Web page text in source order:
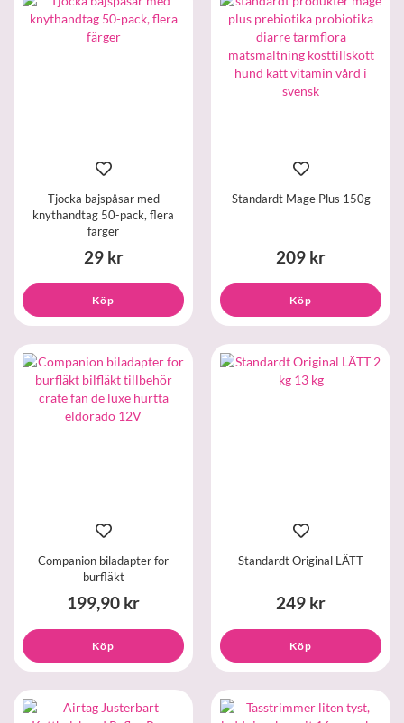
Tjocka bajspåsar med
knythandtag 50-pack, flera
färger
29 kr
Köp
Standardt Mage Plus 150g
209 kr
Köp
Companion biladapter for
burfläkt
199,90 kr
Köp
Standardt Original LÄTT
249 kr
Köp